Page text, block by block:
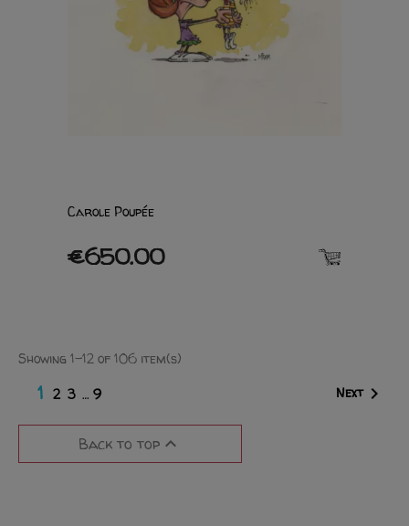
Carole Poupée
€650.00
Showing 1-12 of 106 item(s)
1 2 3 … 9 Next
Back to top 